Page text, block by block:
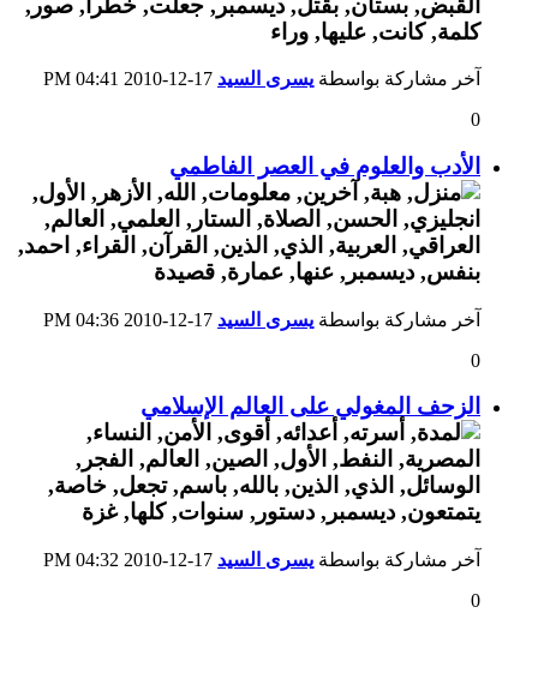
آخر مشاركة بواسطة يسرى السيد
04:41 PM
0
الأدب والعلوم في العصر الفاطمي
آخر مشاركة بواسطة يسرى السيد
04:36 PM
0
الزحف المغولي على العالم الإسلامي
آخر مشاركة بواسطة يسرى السيد
04:32 PM
0